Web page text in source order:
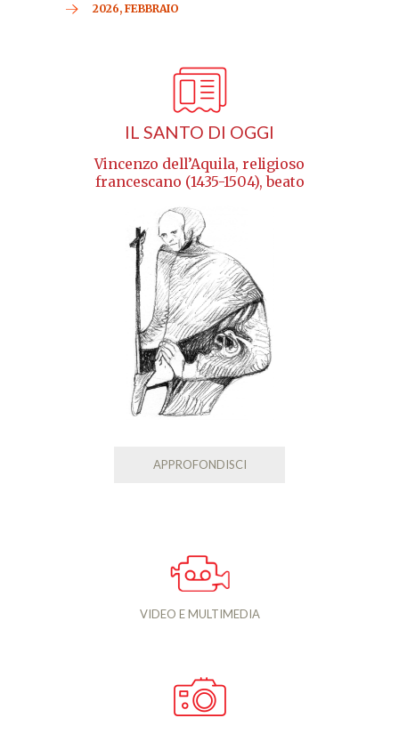
2026, FEBBRAIO
IL SANTO DI OGGI
Vincenzo dell’Aquila, religioso
francescano (1435-1504), beato
APPROFONDISCI
VIDEO E MULTIMEDIA